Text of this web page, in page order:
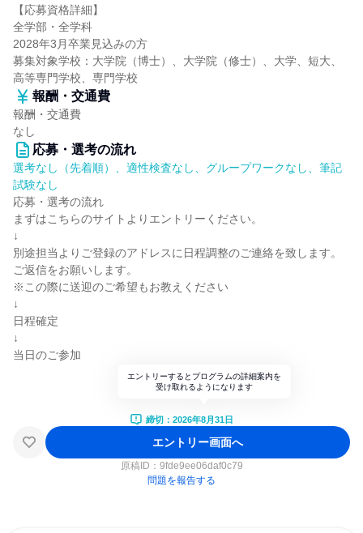
【応募資格詳細】
全学部・全学科
2028年3月卒業見込みの方
募集対象学校：大学院（博士）、大学院（修士）、大学、短大、
高等専門学校、専門学校
報酬・交通費
報酬・交通費
なし
応募・選考の流れ
選考なし（先着順）、適性検査なし、グループワークなし、筆記
試験なし
応募・選考の流れ
まずはこちらのサイトよりエントリーください。
↓
別途担当よりご登録のアドレスに日程調整のご連絡を致します。
ご返信をお願いします。
※この際に送迎のご希望もお教えください
↓
日程確定
↓
当日のご参加
エントリーするとプログラムの詳細案内を
受け取れるようになります
締切：2026年8月31日
エントリー画面へ
原稿ID： 9fde9ee06daf0c79
問題を報告する